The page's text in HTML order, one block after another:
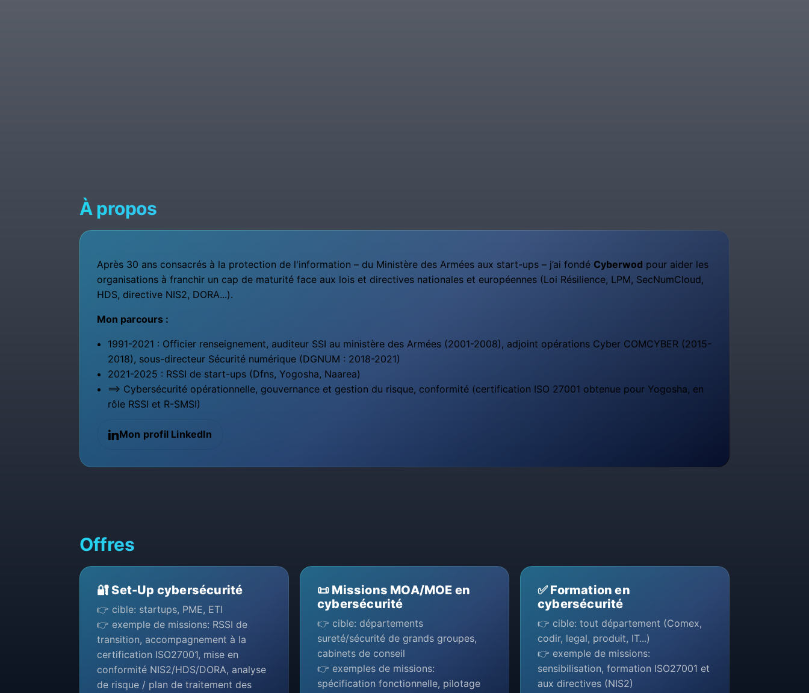
À propos
Après 30 ans consacrés à la protection de l'information – du Ministère des Armées aux start-ups – j’ai fondé Cyberwod pour aider les
organisations à franchir un cap de maturité face aux lois et directives nationales et européennes (Loi Résilience, LPM, SecNumCloud,
HDS, directive NIS2, DORA...).
Mon parcours :
1991-2021 : Officier renseignement, auditeur SSI au ministère des Armées (2001-2008), adjoint opérations Cyber COMCYBER (2015-
2018), sous-directeur Sécurité numérique (DGNUM : 2018-2021)
2021-2025 : RSSI de start-ups (Dfns, Yogosha, Naarea)
==> Cybersécurité opérationnelle, gouvernance et gestion du risque, conformité (certification ISO 27001 obtenue pour Yogosha, en
rôle RSSI et R-SMSI)
Mon profil LinkedIn
Offres
🔐 Set-Up cybersécurité
👉 cible: startups, PME, ETI
👉 exemple de missions: RSSI de
transition, accompagnement à la
certification ISO27001, mise en
conformité NIS2/HDS/DORA, analyse
de risque / plan de traitement des
📜 Missions MOA/MOE en
cybersécurité
👉 cible: départements
sureté/sécurité de grands groupes,
cabinets de conseil
👉 exemples de missions:
spécification fonctionnelle, pilotage
✅ Formation en
cybersécurité
👉 cible: tout département (Comex,
codir, legal, produit, IT...)
👉 exemple de missions:
sensibilisation, formation ISO27001 et
aux directives (NIS2)